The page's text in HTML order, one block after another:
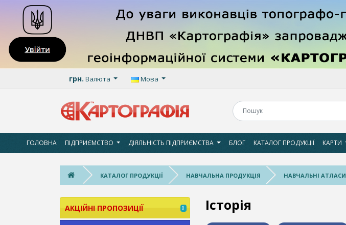
грн. Валюта Мова
ГОЛОВНА ПІДПРИЄМСТВО ДІЯЛЬНІСТЬ ПІДПРИЄМСТВА БЛОГ КАТАЛОГ ПРОДУКЦІЇ КАРТИ
КАТАЛОГ ПРОДУКЦІЇ НАВЧАЛЬНА ПРОДУКЦІЯ НАВЧАЛЬНІ АТЛАСИ
АКЦІЙНІ ПРОПОЗИЦІЇ 0 Історія